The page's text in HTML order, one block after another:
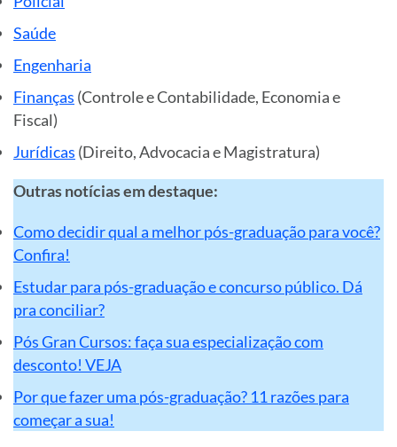
Saúde
Engenharia
Finanças (Controle e Contabilidade, Economia e
Fiscal)
Jurídicas (Direito, Advocacia e Magistratura)
Outras notícias em destaque:
Como decidir qual a melhor pós-graduação para você?
Confira!
Estudar para pós-graduação e concurso público. Dá
pra conciliar?
Pós Gran Cursos: faça sua especialização com
desconto! VEJA
Por que fazer uma pós-graduação? 11 razões para
começar a sua!